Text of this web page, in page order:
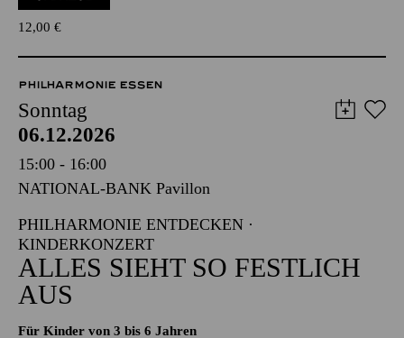
Für Kinder ab 6 Jahren
12,00€
PHILHARMONIE ESSEN
Sonntag
06.12.2026
15:00 - 16:00
NATIONAL-BANK Pavillon
PHILHARMONIE ENTDECKEN ·
KINDERKONZERT
ALLES SIEHT SO FESTLICH